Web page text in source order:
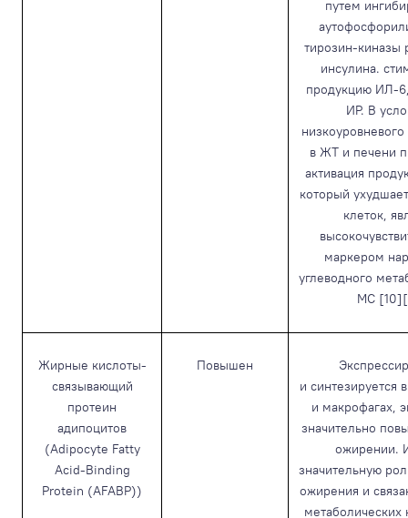
путем
тирозин-киназы
инсулина.
продукцию ИЛ-
ИР. В
в ЖТ и печени
активация
который
клеток,
маркером
углеводного
МС
Жирные кислоты-
связывающий
протеин
адипоцитов
(Adipocyte Fatty
Acid-Binding
Protein (AFABP))
Повышен
и синтезируется
и макрофагах,
значительно
ожирении.
значительную
ожирения и